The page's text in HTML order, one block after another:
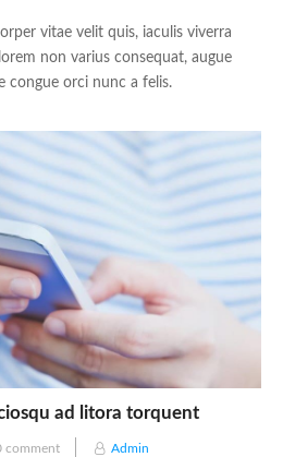
vitae velit quis, iaculis viverra
non varius consequat, augue
congue orci nunc a felis.
ad litora torquent
comment Admin